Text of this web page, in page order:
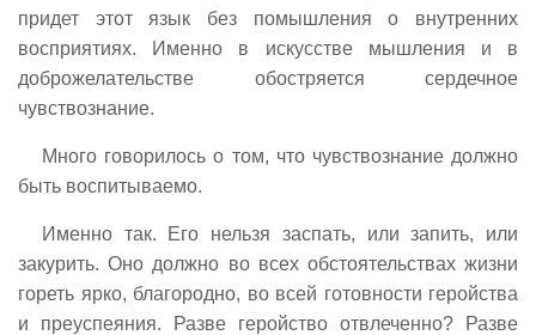
придет этот язык без помышления о внутренних
восприятиях. Именно в искусстве мышления и в
доброжелательстве обостряется сердечное
чувствознание.
Много говорилось о том, что чувствознание должно
быть воспитываемо.
Именно так. Его нельзя заспать, или запить, или
закурить. Оно должно во всех обстоятельствах жизни
гореть ярко, благородно, во всей готовности геройства
и преуспеяния. Разве геройство отвлеченно? Разве